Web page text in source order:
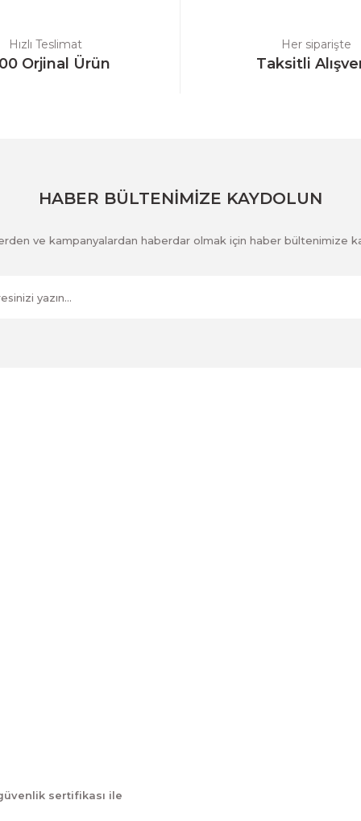
Hızlı Teslimat
Orjinal Ürün
Her siparişte
Taksitli
HABER BÜLTENİMİZE KAYDOLUN
ve kampanyalardan haberdar olmak için haber bültenimize
sertifikası ile